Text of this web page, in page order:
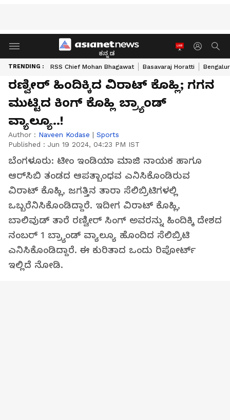
ಕನ್ನಡ
TRENDING : RSS Chief Mohan Bhagawat Basavaraj Horatti
ರಣ್ವೀರ್ ಹಿಂದಿಕ್ಕಿದ ವಿರಾಟ್ ಕೊಹ್ಲಿ; ಗಗನ
ಮುಟ್ಟಿದ ಕಿಂಗ್ ಕೊಹ್ಲಿ ಬ್ರ್ಯಾಂಡ್
ವ್ಯಾಲ್ಯೂ..!
Author : Naveen Kodase | Sports
Published : Jun 19 2024, 04:23 PM IST
ಬೆಂಗಳೂರು: ಟೀಂ ಇಂಡಿಯಾ ಮಾಜಿ ನಾಯಕ ಹಾಗೂ
ಆರ್‌ಸಿಬಿ ತಂಡದ ಆಪತ್ಬಾಂಧವ ಎನಿಸಿಕೊಂಡಿರುವ
ವಿರಾಟ್ ಕೊಹ್ಲಿ, ಜಗತ್ತಿನ ತಾರಾ ಸೆಲಿಬ್ರಿಟಿಗಳಲ್ಲಿ
ಒಬ್ಬರೆನಿಸಿಕೊಂಡಿದ್ದಾರೆ. ಇದೀಗ ವಿರಾಟ್ ಕೊಹ್ಲಿ,
ಬಾಲಿವುಡ್ ತಾರೆ ರಣ್ವೀರ್ ಸಿಂಗ್ ಅವರನ್ನು ಹಿಂದಿಕ್ಕಿ ದೇಶದ
ನಂಬರ್ 1 ಬ್ರ್ಯಾಂಡ್ ವ್ಯಾಲ್ಯೂ ಹೊಂದಿದ ಸೆಲಿಬ್ರಿಟಿ
ಎನಿಸಿಕೊಂಡಿದ್ದಾರೆ. ಈ ಕುರಿತಾದ ಒಂದು ರಿಪೋರ್ಟ್
ಇಲ್ಲಿದೆ ನೋಡಿ.